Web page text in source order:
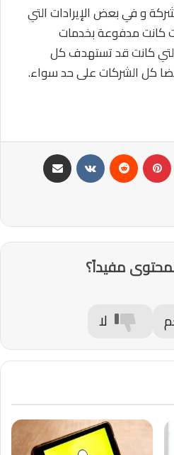
و في بعض الإيرادات التي
كانت مدفوعة بخدمات
التي كانت قد تستهدف كل
كل الشركات على حد سواء.
مفيداً؟
لا